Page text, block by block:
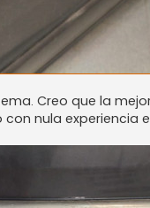
Creo que la
nula experiencia